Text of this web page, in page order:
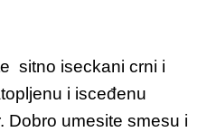
sitno iseckani crni i
i isceđenu
Dobro umesite smesu i